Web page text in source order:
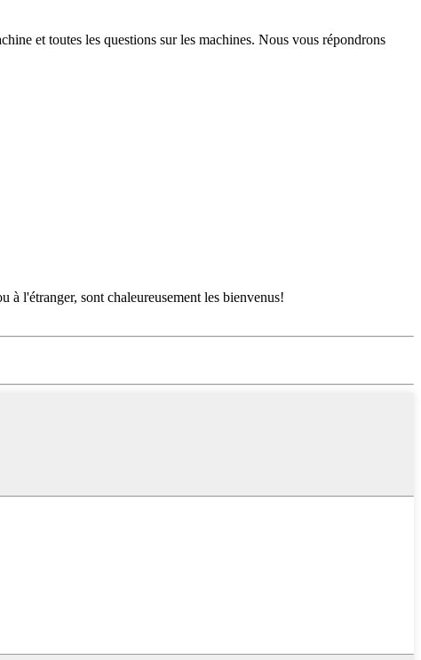
et toutes les questions sur les machines. Nous vous répondrons
l'étranger, sont chaleureusement les bienvenus!